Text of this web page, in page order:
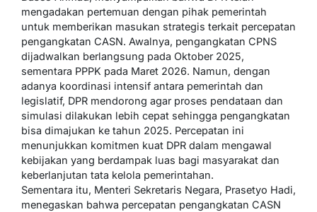
mengadakan pertemuan dengan pihak pemerintah
untuk memberikan masukan strategis terkait percepatan
pengangkatan CASN. Awalnya, pengangkatan CPNS
dijadwalkan berlangsung pada Oktober 2025,
sementara PPPK pada Maret 2026. Namun, dengan
adanya koordinasi intensif antara pemerintah dan
legislatif, DPR mendorong agar proses pendataan dan
simulasi dilakukan lebih cepat sehingga pengangkatan
bisa dimajukan ke tahun 2025. Percepatan ini
menunjukkan komitmen kuat DPR dalam mengawal
kebijakan yang berdampak luas bagi masyarakat dan
keberlanjutan tata kelola pemerintahan.
Sementara itu, Menteri Sekretaris Negara, Prasetyo Hadi,
menegaskan bahwa percepatan pengangkatan CASN